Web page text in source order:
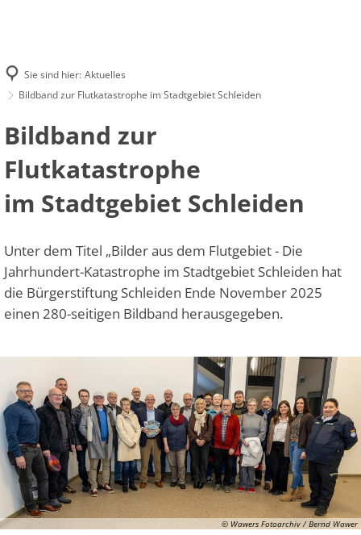
Sie sind hier: Aktuelles
Bildband zur Flutkatastrophe im Stadtgebiet Schleiden
Bildband zur
Flutkatastrophe
im Stadtgebiet Schleiden
Unter dem Titel „Bilder aus dem Flutgebiet - Die
Jahrhundert-Katastrophe im Stadtgebiet Schleiden hat
die Bürgerstiftung Schleiden Ende November 2025
einen 280-seitigen Bildband herausgegeben.
© Wawers Fotoarchiv / Bernd Wawer